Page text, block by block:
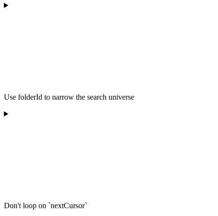
Use folderId to narrow the search universe
Don't loop on `nextCursor`